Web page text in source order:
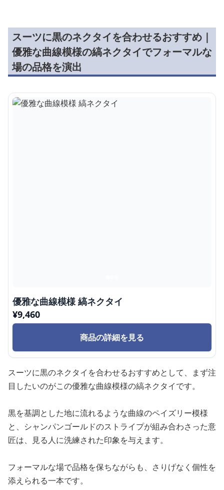
スーツに黒のネクタイを合わせるおすすめ｜
優雅な曲線模様の縞ネクタイでフォーマルな
場の品格を演出
優雅な曲線模様 縞ネクタイ
¥9,460
商品の詳細を見る
スーツに黒のネクタイを合わせるおすすめとして、まず注
目したいのがこの優雅な曲線模様の縞ネクタイです。
黒を基調とした地に流れるような曲線のペイズリー模様
と、シャンパンゴールドのストライプが組み合わさった意
匠は、見る人に洗練された印象を与えます。
フォーマルな場で品格を保ちながらも、さりげなく個性を
添えられる一本です。